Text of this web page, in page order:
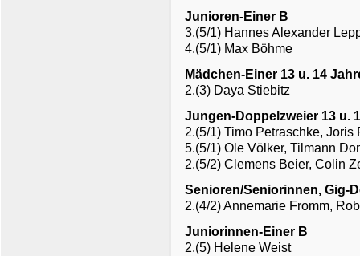
Junioren-Einer B
3.(5/1) Hannes Alexander
4.(5/1) Max Böhme
Mädchen-Einer 13 u. 14
2.(3) Daya Stiebitz
Jungen-Doppelzweier 13 u.
2.(5/1) Timo Petraschke, Joris
5.(5/1) Ole Völker, Tilmann
2.(5/2) Clemens Beier, Colin
Senioren/Seniorinnen, Gig-
2.(4/2) Annemarie Fromm,
Juniorinnen-Einer B
2.(5) Helene Weist